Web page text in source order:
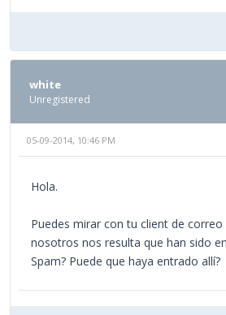
white
Unregistered
05-09-2014, 10:46 PM
Hola.
Puedes mirar con tu client de correo
nosotros nos resulta que han sido
Spam? Puede que haya entrado allí?